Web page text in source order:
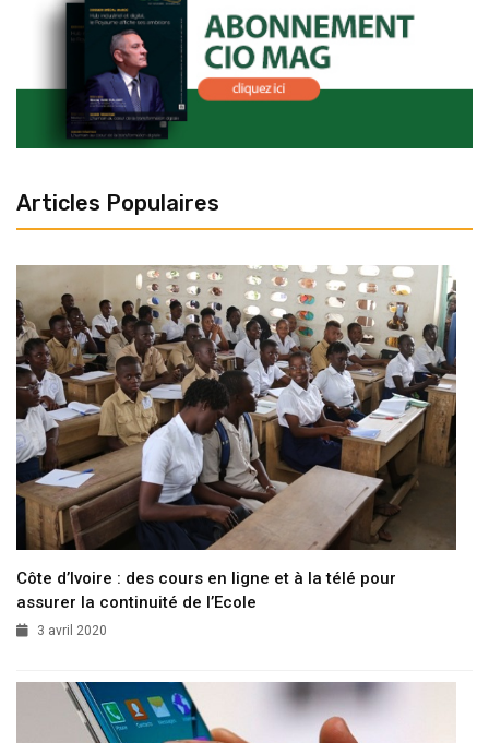
Articles Populaires
Côte d’Ivoire : des cours en ligne et à la télé pour
assurer la continuité de l’Ecole
3 avril 2020